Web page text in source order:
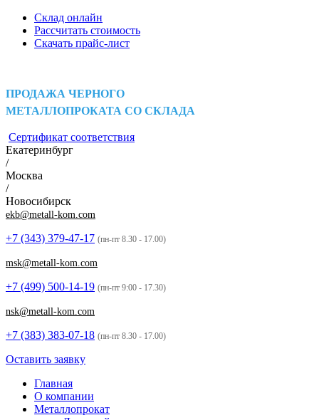
Склад онлайн
Рассчитать стоимость
Скачать прайс-лист
ПРОДАЖА ЧЕРНОГО
МЕТАЛЛОПРОКАТА СО СКЛАДА
Сертификат соответствия
Екатеринбург
/
Москва
/
Новосибирск
ekb@metall-kom.com
+7 (343) 379-47-17 (пн-пт 8.30 - 17.00)
msk@metall-kom.com
+7 (499) 500-14-19 (пн-пт 9:00 - 17.30)
nsk@metall-kom.com
+7 (383) 383-07-18 (пн-пт 8.30 - 17.00)
Оставить заявку
Главная
О компании
Металлопрокат